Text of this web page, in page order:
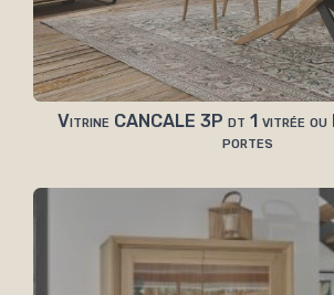
Vitrine CANCALE 3P dt 1 vitrée
portes